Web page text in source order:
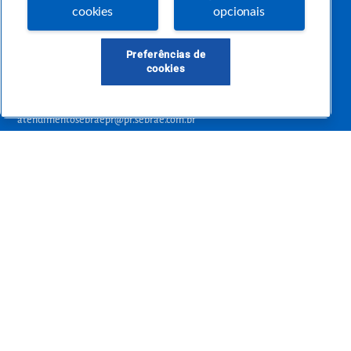
pertinentes e temas específicos que se conecte com a realidade da sua empresa.
E claro, conte sempre com o Sebrae/PR, em todos os momentos de sua vida
empreendedora.
atendimentosebraepr@pr.sebrae.com.br
cookies
opcionais
Preferências de
cookies